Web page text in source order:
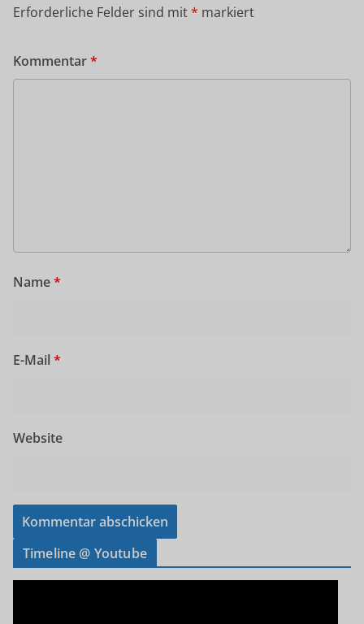
Erforderliche Felder sind mit* markiert
Kommentar*
Name*
E-Mail *
Website
Timeline @ Youtube